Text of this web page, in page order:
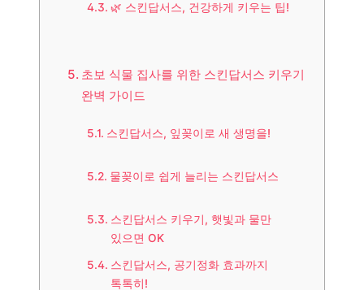
🌿 스킨답서스, 건강하게 키우는 팁!
초보 식물 집사를 위한 스킨답서스 키우기
완벽 가이드
스킨답서스, 잎꽂이로 새 생명을!
물꽂이로 쉽게 늘리는 스킨답서스
스킨답서스 키우기, 햇빛과 물만
있으면 OK
스킨답서스, 공기정화 효과까지
톡톡히!